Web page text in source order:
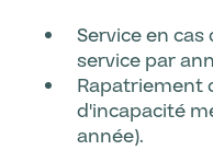
Service en
service par
Rapatriement
d'incapacité
année).